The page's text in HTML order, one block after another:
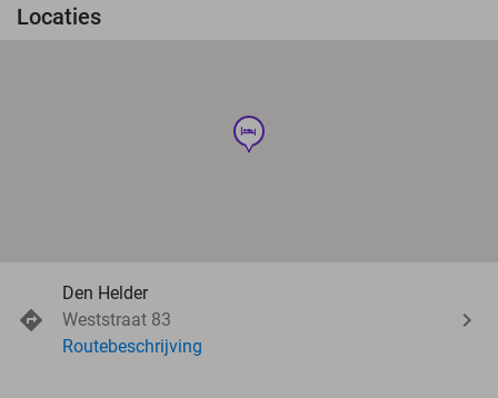
Locaties
hotel
Den Helder
Weststraat 83
Routebeschrijving